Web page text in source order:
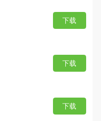
下载
下载
下载